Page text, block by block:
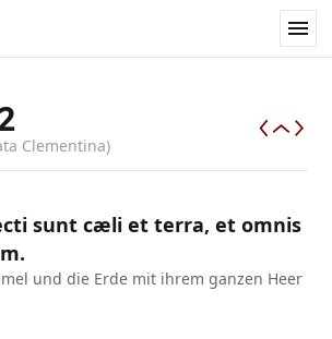
Clementina)
sunt cæli et terra, et omnis
und die Erde mit ihrem ganzen Heer